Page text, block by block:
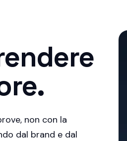
non con la
dal brand e dal